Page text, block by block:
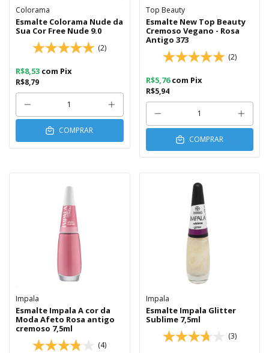
Colorama
Esmalte Colorama Nude da
Sua Cor Free Nude 9.0
(2)
R$8,79
R$8,53 com Pix
COMPRAR
Top Beauty
Esmalte New Top Beauty
Cremoso Vegano - Rosa
Antigo 373
(2)
R$5,94
R$5,76com Pix
COMPRAR
Impala
Esmalte Impala A cor da
Moda Afeto Rosa antigo
cremoso 7,5ml
(4)
Impala
Esmalte Impala Glitter
Sublime 7,5ml
(3)